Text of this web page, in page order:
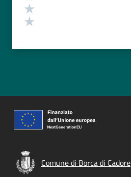
Comune di Borca di Cadore